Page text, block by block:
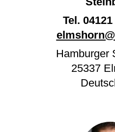
Tel.
Hamburger
25337